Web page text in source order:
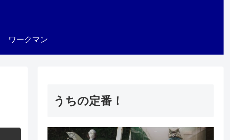
ワークマン
うちの定番！